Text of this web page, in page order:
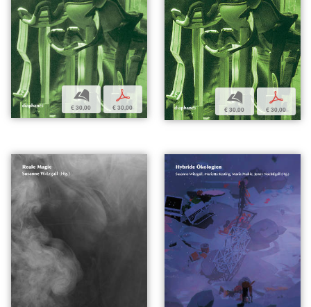
b
€ 30,00
p
€ 30,00
b
€ 30,00
p
€ 30,00